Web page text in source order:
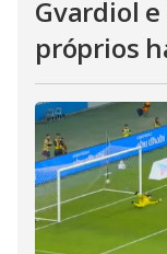
Gvardiol
próprios